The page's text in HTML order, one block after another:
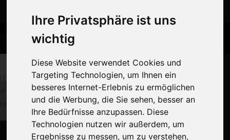
Ihre Privatsphäre ist uns
wichtig
Diese Website verwendet Cookies und
Targeting Technologien, um Ihnen ein
besseres Internet-Erlebnis zu ermöglichen
und die Werbung, die Sie sehen, besser an
Ihre Bedürfnisse anzupassen. Diese
Technologien nutzen wir außerdem, um
Ergebnisse zu messen, um zu verstehen,
Mittelalterliches Spektakel auf
der Schauenburg
Erlebt Ritter, Handwerk, Musik und Gaumenfreuden in historischer
Kulisse. Seid dabei beim Mittelalterlichen Spektakel auf der
Schauenburg!
Zum Spektakel
auf der Schauenburg
Zweck
von 2
und dem